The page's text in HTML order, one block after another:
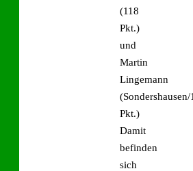
(118
Pkt.)
und
Martin
Lingemann
(Sondershausen/
Pkt.)
Damit
befinden
sich